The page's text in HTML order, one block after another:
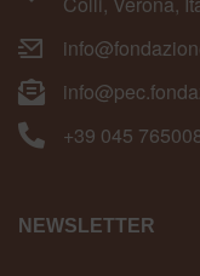
+39 045
NEWSLETTER